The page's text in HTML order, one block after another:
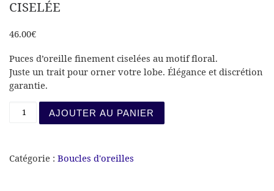
CISELÉE
46.00€
Puces d’oreille finement ciselées au motif floral.
Juste un trait pour orner votre lobe. Élégance et discrétion
garantie.
AJOUTER AU PANIER
Catégorie : Boucles d'oreilles